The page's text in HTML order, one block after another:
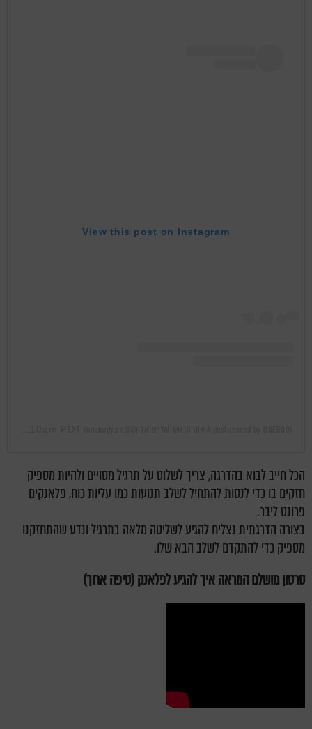
View this post on Instagram
הכל חייב לבוא בהדרגה, צריך לשלוט על תרגיל מסויים ולהיות מספיק
חזקים בו כדי לנסות להתחיל לשלב תנועות כמו עליות כוח, פלאנקים
פרונט ליבר.
בצורה הדרגתית נצליח להגיע לשליטה מלאה בתרגיל ונדע שהתחזקנו
מספיק כדי להתקדם לשלב הבא שלו.
סרטון מושלם המראה איך להגיע לפלאנק (טיפה ארוך)